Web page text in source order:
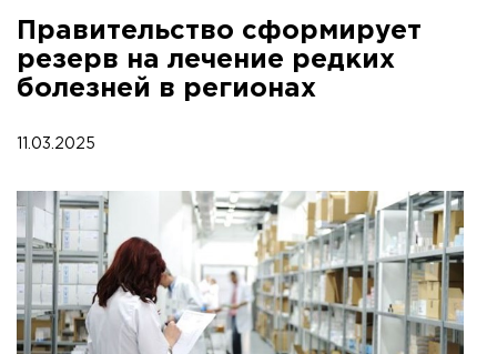
Правительство сформирует
резерв на лечение редких
болезней в регионах
11.03.2025